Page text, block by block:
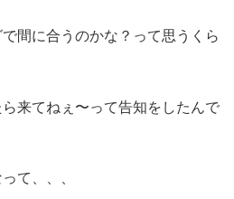
間に合うのかな？って思うくら
来てねぇ〜って告知をしたんで
て、、、